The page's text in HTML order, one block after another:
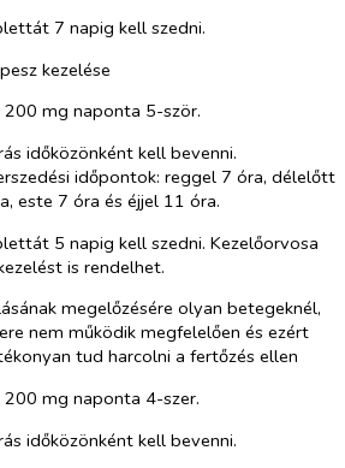
7 napig kell szedni.
kezelése
mg naponta 5-ször.
időközönként kell bevenni.
időpontok: reggel 7 óra, délelőtt
este 7 óra és éjjel 11 óra.
5 napig kell szedni. Kezelőorvosa
is rendelhet.
megelőzésére olyan betegeknél,
nem működik megfelelően és ezért
tud harcolni a fertőzés ellen
mg naponta 4-szer.
időközönként kell bevenni.